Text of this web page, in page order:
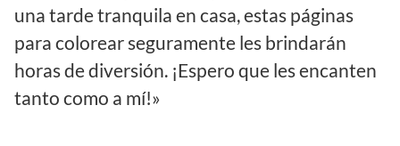
una tarde tranquila en casa, estas páginas
para colorear seguramente les brindarán
horas de diversión. ¡Espero que les encanten
tanto como a mí!»